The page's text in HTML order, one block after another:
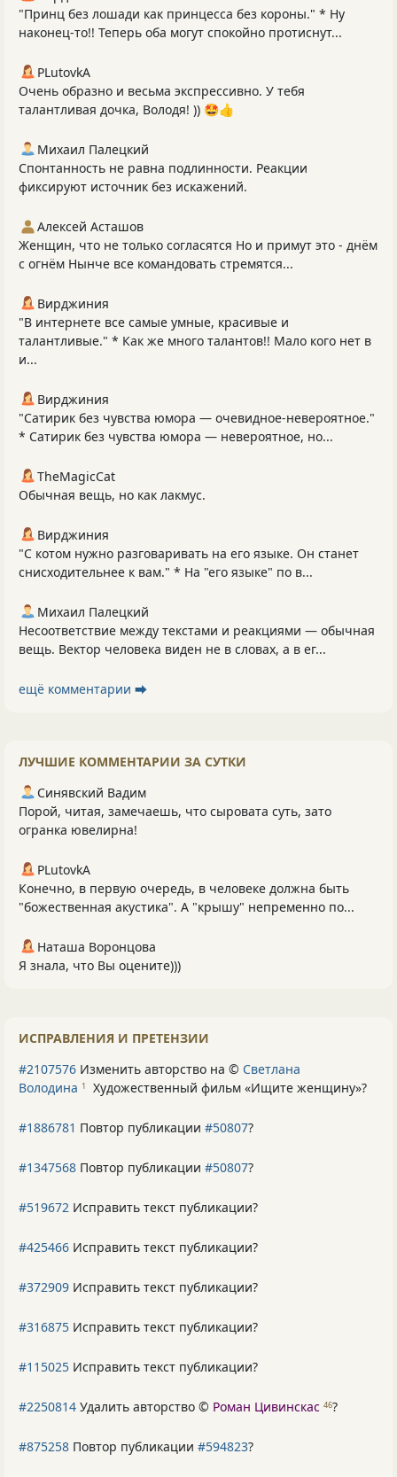
"Принц без лошади как принцесса без короны." * Ну
наконец-то!! Теперь оба могут спокойно протиснут...
PLutоvkА
Очень образно и весьма экспрессивно. У тебя
талантливая дочка, Володя! )) 🤩👍
Михаил Палецкий
Спонтанность не равна подлинности. Реакции
фиксируют источник без искажений.
Алексей Асташов
Женщин, что не только согласятся Но и примут это - днём
с огнём Нынче все командовать стремятся...
Вирджиния
"В интернете все самые умные, красивые и
талантливые." * Как же много талантов!! Мало кого нет в
и...
Вирджиния
"Сатирик без чувства юмора — очевидное-невероятное."
* Сатирик без чувства юмора — невероятное, но...
TheMagicCat
Обычная вещь, но как лакмус.
Вирджиния
"С котом нужно разговаривать на его языке. Он станет
снисходительнее к вам." * На "его языке" по в...
Михаил Палецкий
Несоответствие между текстами и реакциями — обычная
вещь. Вектор человека виден не в словах, а в ег...
ещё комментарии ⮕
ЛУЧШИЕ КОММЕНТАРИИ ЗА СУТКИ
Синявский Вадим
Порой, читая, замечаешь, что сыровата суть, зато
огранка ювелирна!
PLutоvkА
Конечно, в первую очередь, в человеке должна быть
"божественная акустика". А "крышу" непременно по...
Наташа Воронцова
Я знала, что Вы оцените)))
ИСПРАВЛЕНИЯ И ПРЕТЕНЗИИ
#2107576 Изменить авторство на © Светлана
Володина 1 Художественный фильм «Ищите женщину»?
#1886781 Повтор публикации #50807?
#1347568 Повтор публикации #50807?
#519672 Исправить текст публикации?
#425466 Исправить текст публикации?
#372909 Исправить текст публикации?
#316875 Исправить текст публикации?
#115025 Исправить текст публикации?
#2250814 Удалить авторство © Роман Цивинскас 46?
#875258 Повтор публикации #594823?